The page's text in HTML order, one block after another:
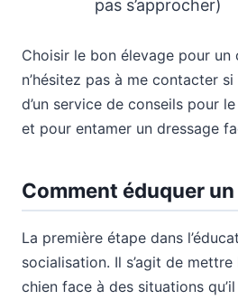
pas s’approcher)
Choisir le bon élevage pour un
n’hésitez pas à me contacter
d’un service de conseils pour
et pour entamer un dressage
Comment éduquer
La première étape dans
socialisation. Il s’agit de
chien face à des situations